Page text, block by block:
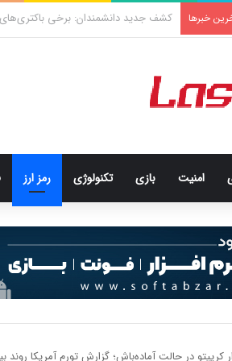
خبرها کشف جدید دانشمندان: برخی باکتری‌های
امنيت بازی تکنولوژی رمز ارز
کریپتو در حالت آماده‌باش؛ گزارش تورم آمریکا